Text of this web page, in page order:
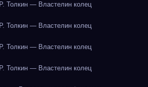
Толкин — Властелин колец
Толкин — Властелин колец
Толкин — Властелин колец
Толкин — Властелин колец